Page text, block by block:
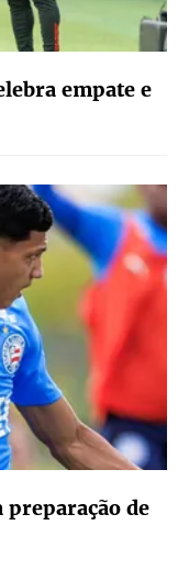
empate e
preparação de